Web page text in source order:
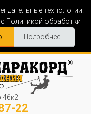
технологии.
Политикой обработки
Подробнее...
22